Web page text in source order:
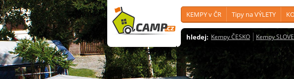
KEMPY v ČR Tipy na VÝLETY
hledej: Kempy ČESKO Kempy